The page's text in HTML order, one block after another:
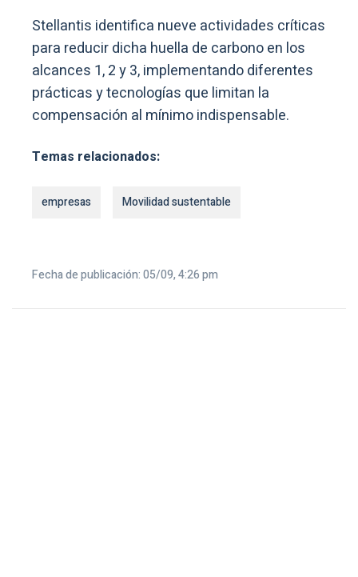
Stellantis identifica nueve actividades críticas
para reducir dicha huella de carbono en los
alcances 1, 2 y 3, implementando diferentes
prácticas y tecnologías que limitan la
compensación al mínimo indispensable.
Temas relacionados:
empresas Movilidad sustentable
Fecha de publicación: 05/09, 4:26 pm